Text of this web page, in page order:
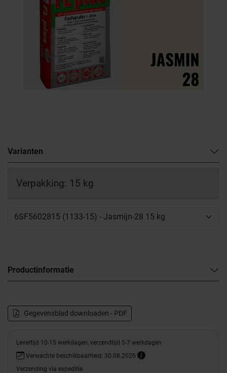
Varianten
Verpakking: 15 kg
Productinformatie
Gegevensblad downloaden - PDF
Levertijd 10-15 werkdagen, verzendtijd 5-7 werkdagen
Verwachte beschikbaarheid: 30.08.2026
Verzending via expeditie